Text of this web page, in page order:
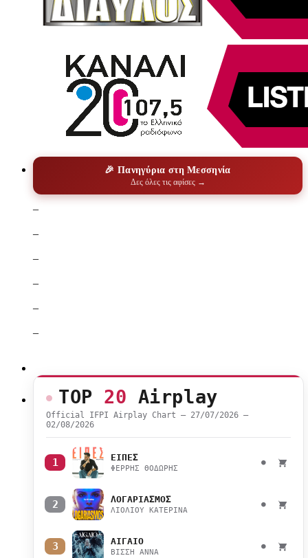
🎉 Πανηγύρια στη Μεσσηνία
Δες όλες τις αφίσες →
–
–
–
–
–
–
TOP 20 Airplay
Official IFPI Airplay Chart — 27/07/2026 –
02/08/2026
1 ΕΙΠΕΣ
ΦΕΡΡΗΣ ΘΟΔΩΡΗΣ
●
2 ΛΟΓΑΡΙΑΣΜΟΣ
ΛΙΟΛΙΟΥ ΚΑΤΕΡΙΝΑ
●
3 ΑΙΓΑΙΟ
ΒΙΣΣΗ ΑΝΝΑ
●